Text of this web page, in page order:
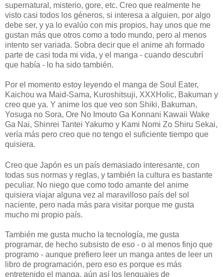
supernatural, misterio, gore, etc. Creo que realmente he
visto casi todos los géneros, si interesa a alguien, por algo
debe ser, y ya lo evalúo con mis propios, hay unos que me
gustan más que otros como a todo mundo, pero al menos
intento ser variada. Sobra decir que el anime ah formado
parte de casi toda mi vida, y el manga - cuando descubrí
que había - lo ha sido también.
Por el momento estoy leyendo el manga de Soul Eater,
Kaichou wa Maid-Sama, Kuroshitsuji, XXXHolic, Bakuman y
creo que ya. Y anime los que veo son Shiki, Bakuman,
Yosuga no Sora, Ore No Imouto Ga Konnani Kawaii Wake
Ga Nai, Shinrei Tantei Yakumo y Kami Nomi Zo Shiru Sekai,
vería más pero creo que no tengo el suficiente tiempo que
quisiera.
Creo que Japón es un país demasiado interesante, con
todas sus normas y reglas, y también la cultura es bastante
peculiar. No niego que como todo amante del anime
quisiera viajar alguna vez al maravilloso país del sol
naciente, pero nada más para visitar porque me gusta
mucho mi propio país.
También me gusta mucho la tecnología, me gusta
programar, de hecho subsisto de eso - o al menos finjo que
programo - aunque prefiero leer un manga antes de leer un
libro de programación, pero eso es porque es más
entretenido el manga, aún así los lenguajes de